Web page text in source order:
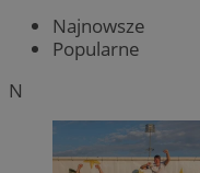
Najnowsze
Popularne
N